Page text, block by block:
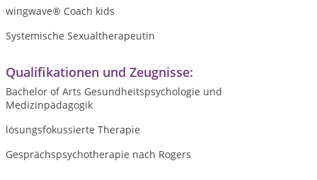
wingwave® Coach kids
Systemische Sexualtherapeutin
Qualifikationen und Zeugnisse:
Bachelor of Arts Gesundheitspsychologie und
Medizinpädagogik
lösungsfokussierte Therapie
Gesprächspsychotherapie nach Rogers